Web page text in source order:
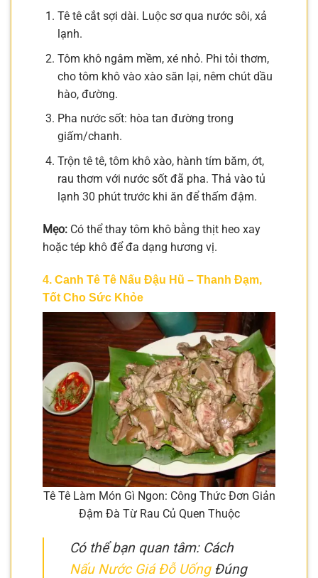
Tê tê cắt sợi dài. Luộc sơ qua nước sôi, xả
lạnh.
Tôm khô ngâm mềm, xé nhỏ. Phi tỏi thơm,
cho tôm khô vào xào săn lại, nêm chút dầu
hào, đường.
Pha nước sốt: hòa tan đường trong
giấm/chanh.
Trộn tê tê, tôm khô xào, hành tím băm, ớt,
rau thơm với nước sốt đã pha. Thả vào tủ
lạnh 30 phút trước khi ăn để thấm đậm.
Mẹo: Có thể thay tôm khô bằng thịt heo xay
hoặc tép khô để đa dạng hương vị.
4. Canh Tê Tê Nấu Đậu Hũ – Thanh Đạm,
Tốt Cho Sức Khỏe
Tê Tê Làm Món Gì Ngon: Công Thức Đơn Giản
Đậm Đà Từ Rau Củ Quen Thuộc
Có thể bạn quan tâm: Cách
Nấu Nước Giá Đỗ UốngĐúng